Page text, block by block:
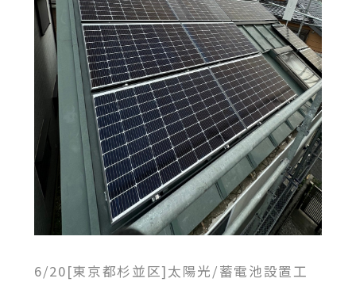
6/20[東京都杉並区]太陽光/蓄電池設置工